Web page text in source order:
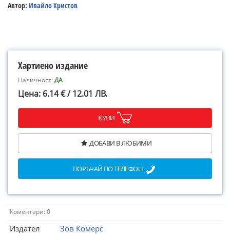
Автор: Ивайло Христов
Хартиено издание
Наличност:ДА
Цена: 6.14 € / 12.01 ЛВ.
КУПИ
ДОБАВИ В ЛЮБИМИ
ПОРЪЧАЙ ПО ТЕЛЕФОН
Коментари: 0
Издател
Зов Комерс